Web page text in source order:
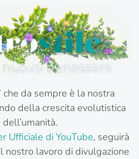
che da sempre è la nostra
della crescita evolutistica
dell’umanità.
Ufficiale di YouTube, seguirà
nostro lavoro di divulgazione